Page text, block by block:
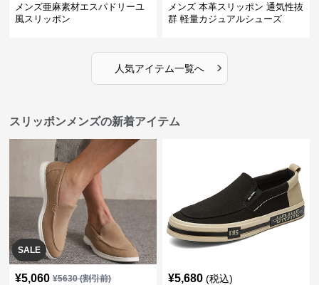
メンズ亜麻素材エスパドリーユ
風スリッポン
メンズ 本革スリッポン 通気性抜
群 軽量カジュアルシューズ
人気アイテム一覧へ ›
スリッポンメンズの新着アイテム
SALE
¥5,060 ¥5630(割引前) ¥5,680 (税込)